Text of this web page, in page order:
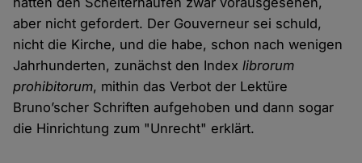
aber nicht gefordert. Der Gouverneur sei schuld,
nicht die Kirche, und die habe, schon nach wenigen
Jahrhunderten, zunächst den Indexlibrorum
prohibitorum, mithin das Verbot der Lektüre
Bruno’scher Schriften aufgehoben und dann sogar
die Hinrichtung zum "Unrecht" erklärt.